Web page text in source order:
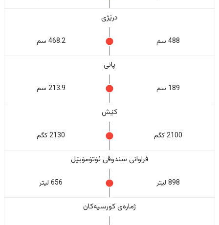
درێژی
488 سم 468.2 سم
پانی
189 سم 213.9 سم
کێش
2100 کگم 2130 کگم
فراوانی سندوقی ئۆتۆمۆبێل
898 لیتر 656 لیتر
ژمارەی کورسیەکان